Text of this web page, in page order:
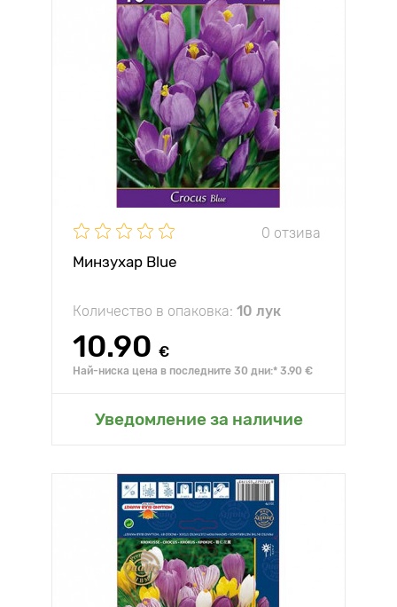
0 отзива
Минзухар Blue
Количество в опаковка: 10 лук
10.90 €
Най-ниска цена в последните 30 дни:* 3.90 €
Уведомление за наличие